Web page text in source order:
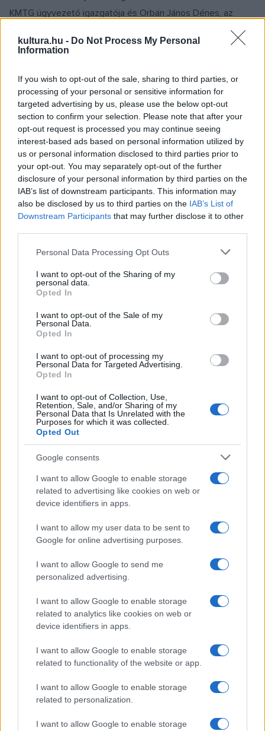
kultura.hu - Do Not Process My Personal
Information
If you wish to opt-out of the sale, sharing to third parties, or
processing of your personal or sensitive information for
targeted advertising by us, please use the below opt-out
section to confirm your selection. Please note that after your
opt-out request is processed you may continue seeing
interest-based ads based on personal information utilized by
us or personal information disclosed to third parties prior to
your opt-out. You may separately opt-out of the further
disclosure of your personal information by third parties on the
IAB’s list of downstream participants. This information may
also be disclosed by us to third parties on the IAB’s List of
Downstream Participants that may further disclose it to other
Please note that this website/app uses one or more Google
not limited to your visit or usage behaviour. You may click to
grant or deny consent to Google and its third-party tags to
use your data for below specified purposes in below Google
consent section.
Personal Data Processing Opt Outs
I want to opt-out of the Sharing of my
personal data.
Opted In
I want to opt-out of the Sale of my
Personal Data.
Opted In
I want to opt-out of processing my
Personal Data for Targeted Advertising.
Opted In
I want to opt-out of Collection, Use,
Retention, Sale, and/or Sharing of my
Personal Data that Is Unrelated with the
Purposes for which it was collected.
Opted Out
Google consents
I want to allow Google to enable storage
related to advertising like cookies on web or
device identifiers in apps.
I want to allow my user data to be sent to
Google for online advertising purposes.
I want to allow Google to send me
personalized advertising.
I want to allow Google to enable storage
related to analytics like cookies on web or
device identifiers in apps.
I want to allow Google to enable storage
related to functionality of the website or app.
I want to allow Google to enable storage
related to personalization.
I want to allow Google to enable storage
KMTG ügyvezető igazgatója és Orbán János Dénes, az
íróakadémia elnöke tartotta, majd kötetlen beszélgetős
program következett, egyfajta ráhangolódásként a
A fentebb említett mini-könyvbemutatók Kabai Henrik,
Kovács Máté, Szeder Réka Henrietta, Bánfi Veronika, Hegyi
Patrícia, Papp Vera és Usier Tamara elsőkötetes szerzők
bemutatkozásáról szóltak, izgalmasnak ígérkezik az
akadémia hamarosan megjelenő újabb könyveinek a listája.
Fotó: Kultúra.hu
A könyvbemutatók sorában kiemelkedő volt Usier Tamara
bemutatkozása, akit – rendhagyó módon – nem az
oktatója, hanem két kollégája kérdezett, Szilágyi Máté
Sámuel és Zsigmond Soma a programsorozat talán
legsikerültebb beszélgetését hozta össze. A szerző és
kérdezői közötti korosztálybeli azonosság lehetőséget
beszélgetésben, ami az értelmezést közvetlenebbé tudta
A táborzáró évkiértékelőn Lakatos Mihály tanulmányi
íróakadémia utóbbi tanévének főbb szakmai eredményeiről,
és felvázolták az elkövetkező időszakra vonatkozó
terveket is, amelyek között a felvételi kiírása, a következő
évfolyam indítása és a könyvkiadás szerepelt.